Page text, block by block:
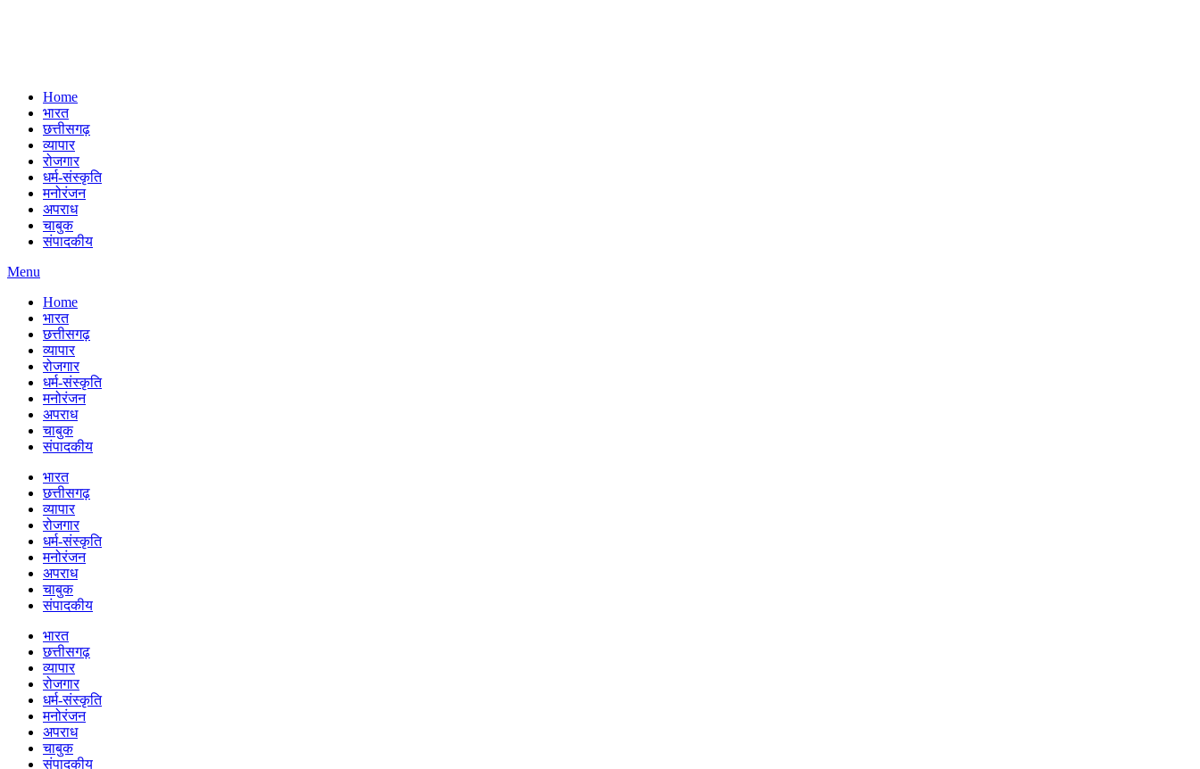
Home
भारत
छत्तीसगढ़
व्यापार
रोजगार
धर्म-संस्कृति
मनोरंजन
अपराध
चाबुक
संपादकीय
Menu
Home
भारत
छत्तीसगढ़
व्यापार
रोजगार
धर्म-संस्कृति
मनोरंजन
अपराध
चाबुक
संपादकीय
भारत
छत्तीसगढ़
व्यापार
रोजगार
धर्म-संस्कृति
मनोरंजन
अपराध
चाबुक
संपादकीय
भारत
छत्तीसगढ़
व्यापार
रोजगार
धर्म-संस्कृति
मनोरंजन
अपराध
चाबुक
संपादकीय